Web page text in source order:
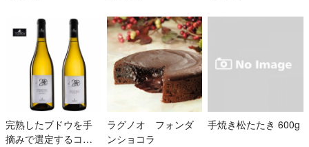
完熟したブドウを手
摘みで選定するコス
ラグノオ フォンダ
ンショコラ
手焼き松たたき 600g